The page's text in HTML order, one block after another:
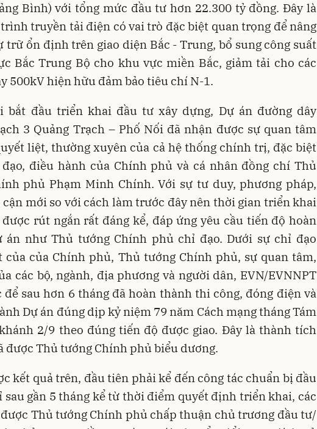
Bình) với tổng mức đầu tư hơn 22.300 tỷ đồng. Đây là
truyền tải điện có vai trò đặc biệt quan trọng để nâng
trữ ổn định trên giao diện Bắc - Trung, bổ sung công suất
Bắc Trung Bộ cho khu vực miền Bắc, giảm tải cho các
500kV hiện hữu đảm bảo tiêu chí N-1.
bắt đầu triển khai đầu tư xây dựng, Dự án đường dây
3 Quảng Trạch – Phố Nối đã nhận được sự quan tâm
liệt, thường xuyên của cả hệ thống chính trị, đặc biệt
điều hành của Chính phủ và cá nhân đồng chí Thủ
phủ Phạm Minh Chính. Với sự tư duy, phương pháp,
mới so với cách làm trước đây nên thời gian triển khai
rút ngắn rất đáng kể, đáp ứng yêu cầu tiến độ hoàn
án như Thủ tướng Chính phủ chỉ đạo. Dưới sự chỉ đạo
của của Chính phủ, Thủ tướng Chính phủ, sự quan tâm,
các bộ, ngành, địa phương và người dân, EVN/EVNNPT
để sau hơn 6 tháng đã hoàn thành thi công, đóng điện và
Dự án đúng dịp kỷ niệm 79 năm Cách mạng tháng Tám
2/9 theo đúng tiến độ được giao. Đây là thành tích
được Thủ tướng Chính phủ biểu dương.
kết quả trên, đầu tiên phải kể đến công tác chuẩn bị đầu
gần 5 tháng kể từ thời điểm quyết định triển khai, các
được Thủ tướng Chính phủ chấp thuận chủ trương đầu tư/